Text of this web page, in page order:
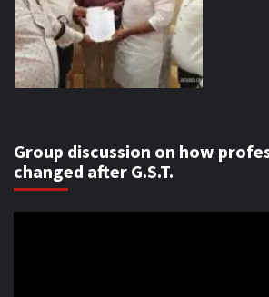
Group discussion on how
changed after G.S.T.